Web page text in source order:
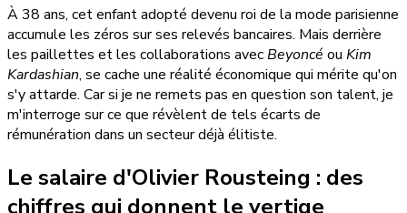
À 38 ans, cet enfant adopté devenu roi de la mode parisienne
accumule les zéros sur ses relevés bancaires. Mais derrière
les paillettes et les collaborations avecBeyoncé ou Kim
Kardashian, se cache une réalité économique qui mérite qu'on
s'y attarde. Car si je ne remets pas en question son talent, je
m'interroge sur ce que révèlent de tels écarts de
rémunération dans un secteur déjà élitiste.
Le salaire d'Olivier Rousteing : des
chiffres qui donnent le vertige